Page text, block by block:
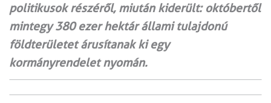
politikusok részéről, miután kiderült: októbertől
mintegy 380 ezer hektár állami tulajdonú
földterületet árusítanak ki egy
kormányrendelet nyomán.